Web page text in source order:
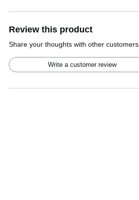
Review this product
Share your thoughts with other customers
Write a customer review